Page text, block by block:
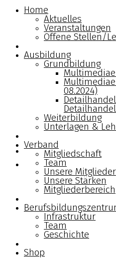
Verband
Deutsch
Home
Aktuelles
Veranstaltungen
Offene Stellen/
Ausbildung
Grundbildung
08.2024)
Weiterbildung
Unterlagen &
Verband
Mitgliedschaft
Team
Unsere Mitglieder
Unsere Stärken
Mitgliederbereich
Infrastruktur
Team
Geschichte
Shop